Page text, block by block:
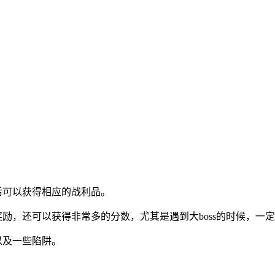
以获得相应的战利品。
，还可以获得非常多的分数，尤其是遇到大boss的时候，一定
一些陷阱。